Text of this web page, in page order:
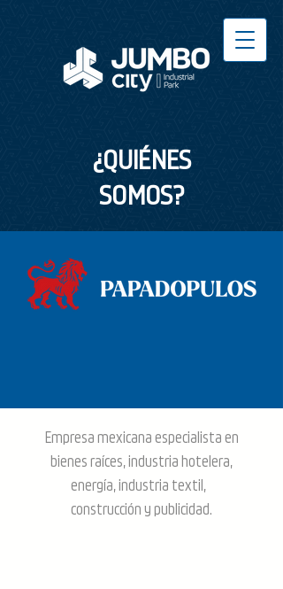
¿QUIÉNES
SOMOS?
Empresa mexicana especialista en
bienes raíces, industria hotelera,
energía, industria textil,
construcción y publicidad.